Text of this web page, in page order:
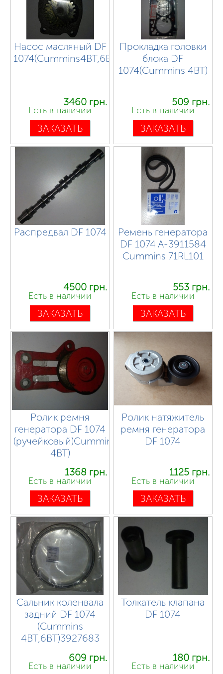
Насос масляный DF
1074(Cummins4BT,6BT)4939585
3460 грн.
Есть в наличии
ЗАКАЗАТЬ
Прокладка головки
блока DF
1074(Cummins 4BT)
509 грн.
Есть в наличии
ЗАКАЗАТЬ
Распредвал DF 1074
4500 грн.
Есть в наличии
ЗАКАЗАТЬ
Ремень генератора
DF 1074 A-3911584
Cummins 71RL101
553 грн.
Есть в наличии
ЗАКАЗАТЬ
Ролик ремня
генератора DF 1074
(ручейковый)Cummins
4BT)
1368 грн.
Есть в наличии
ЗАКАЗАТЬ
Ролик натяжитель
ремня генератора
DF 1074
1125 грн.
Есть в наличии
ЗАКАЗАТЬ
Сальник коленвала
задний DF 1074
(Cummins
4BT,6BT)3927683
609 грн.
Есть в наличии
Толкатель клапана
DF 1074
180 грн.
Есть в наличии